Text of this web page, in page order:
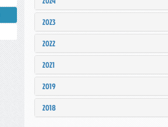
2023
2022
2021
2019
2018